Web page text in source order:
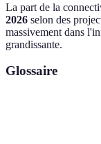
La part de la
2026 selon des
massivement dans
grandissante.
Glossaire